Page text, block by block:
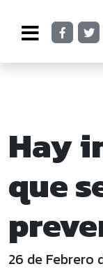
Hay
que
26 de Febrero